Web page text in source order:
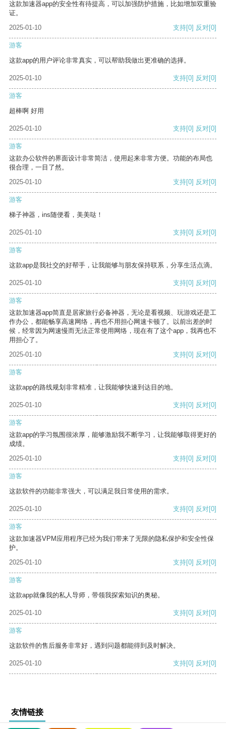
这款加速器app的安全性有待提高，可以加强防护措施，比如增加双重验
证。
2025-01-10
支持[0] 反对[0]
游客
这款app的用户评论非常真实，可以帮助我做出更准确的选择。
2025-01-10 支持[0] 反对[0]
游客
超棒啊 好用
2025-01-10 支持[0] 反对[0]
游客
这款办公软件的界面设计非常简洁，使用起来非常方便。功能的布局也
很合理，一目了然。
2025-01-10
支持[0] 反对[0]
游客
梯子神器，ins随便看，美美哒！
2025-01-10 支持[0] 反对[0]
游客
这款app是我社交的好帮手，让我能够与朋友保持联系，分享生活点滴。
2025-01-10 支持[0] 反对[0]
游客
这款加速器app简直是居家旅行必备神器，无论是看视频、玩游戏还是工
作办公，都能畅享高速网络，再也不用担心网速卡顿了。以前出差的时
候，经常因为网速慢而无法正常使用网络，现在有了这个app，我再也不
用担心了。
2025-01-10
支持[0] 反对[0]
游客
这款app的路线规划非常精准，让我能够快速到达目的地。
2025-01-10 支持[0] 反对[0]
游客
这款app的学习氛围很浓厚，能够激励我不断学习，让我能够取得更好的
成绩。
2025-01-10
支持[0] 反对[0]
游客
这款软件的功能非常强大，可以满足我日常使用的需求。
2025-01-10 支持[0] 反对[0]
游客
这款加速器VPM应用程序已经为我们带来了无限的隐私保护和安全性保
护。
2025-01-10
支持[0] 反对[0]
游客
这款app就像我的私人导师，带领我探索知识的奥秘。
2025-01-10 支持[0] 反对[0]
游客
这款软件的售后服务非常好，遇到问题都能得到及时解决。
2025-01-10 支持[0] 反对[0]
友情链接